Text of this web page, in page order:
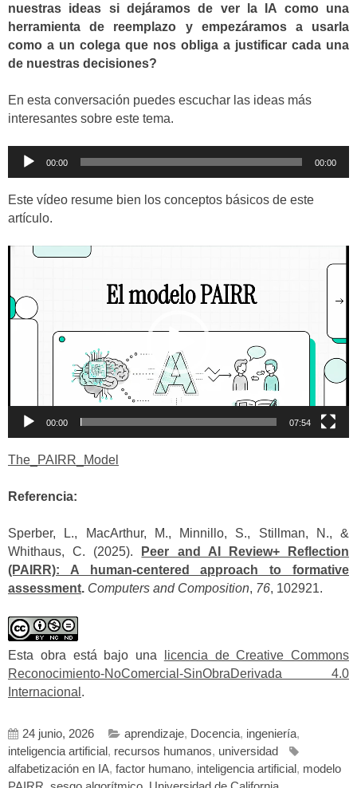
nuestras ideas si dejáramos de ver la IA como una
herramienta de reemplazo y empezáramos a usarla
como a un colega que nos obliga a justificar cada una
de nuestras decisiones?
En esta conversación puedes escuchar las ideas más
interesantes sobre este tema.
Reproductor
00:00 00:00
Este vídeo resume bien los conceptos básicos de este
artículo.
Reproductor
00:00 07:54
The_PAIRR_Model
Referencia:
Sperber, L., MacArthur, M., Minnillo, S., Stillman, N., &
Whithaus, C. (2025).
Peer and AI Review+ Reflection
(PAIRR): A human-centered approach to formative
assessment. Computers and Composition, 76, 102921.
Esta obra está bajo una
licencia de Creative Commons
Reconocimiento-NoComercial-SinObraDerivada 4.0
Internacional .
24 junio, 2026 aprendizaje, Docencia, ingeniería,
inteligencia artificial, recursos humanos, universidad
alfabetización en IA, factor humano, inteligencia artificial, modelo